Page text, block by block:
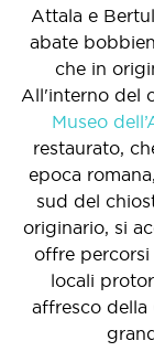
Attala e
abate
che in
All'interno del
Museo
restaurato,
epoca
sud del
originario, si
offre
locali
affresco della